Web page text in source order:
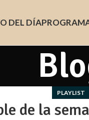
DEL DÍA
PLAYLIST
de la